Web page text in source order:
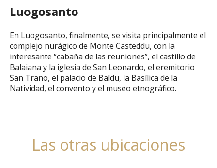
Luogosanto
En Luogosanto, finalmente, se visita principalmente el
complejo nurágico de Monte Casteddu, con la
interesante “cabaña de las reuniones”, el castillo de
Balaiana y la iglesia de San Leonardo, el eremitorio
San Trano, el palacio de Baldu, la Basílica de la
Natividad, el convento y el museo etnográfico.
Las otras ubicaciones